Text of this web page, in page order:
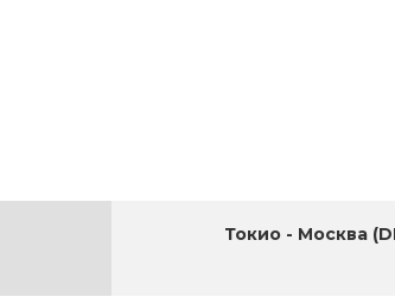
Токио - Москва